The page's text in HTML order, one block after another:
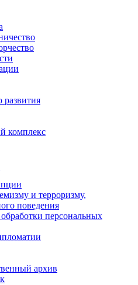
развития
комплекс
и терроризму,
поведения
персональных
архив